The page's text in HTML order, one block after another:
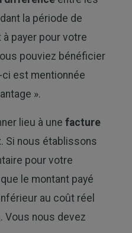
la période de
payer pour votre
pouviez bénéficier
est mentionnée
».
lieu à une facture
. Si nous établissons
pour votre
le montant payé
au coût réel
. Vous nous devez